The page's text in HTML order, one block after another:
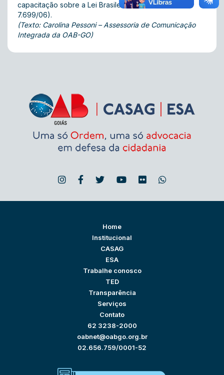
capacitação sobre a Lei Brasileira da Inclusão (PL nº
7.699/06).
(Texto: Carolina Pessoni – Assessoria de Comunicação
Integrada da OAB-GO)
Home
Institucional
CASAG
ESA
Trabalhe conosco
TED
Transparência
Serviços
Contato
62 3238-2000
oabnet@oabgo.org.br
02.656.759/0001-52